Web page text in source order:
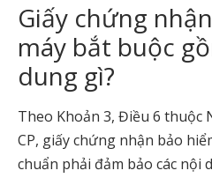
Giấy chứng
máy bắt buộc
dung gì?
Theo Khoản 3, Điều 6 thuộc
CP, giấy chứng nhận bảo
chuẩn phải đảm bảo các nội